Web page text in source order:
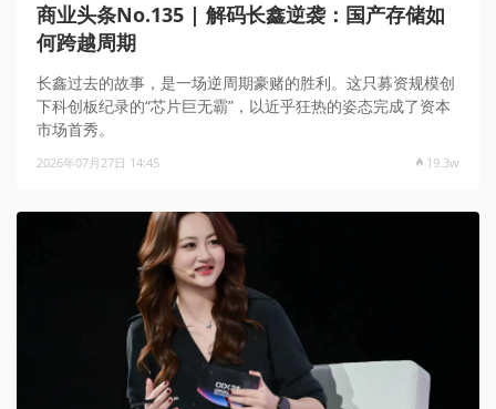
商业头条No.135 | 解码长鑫逆袭：国产存储如
何跨越周期
长鑫过去的故事，是一场逆周期豪赌的胜利。这只募资规模创
下科创板纪录的“芯片巨无霸”，以近乎狂热的姿态完成了资本
市场首秀。
2026年07月27日 14:45 19.3w